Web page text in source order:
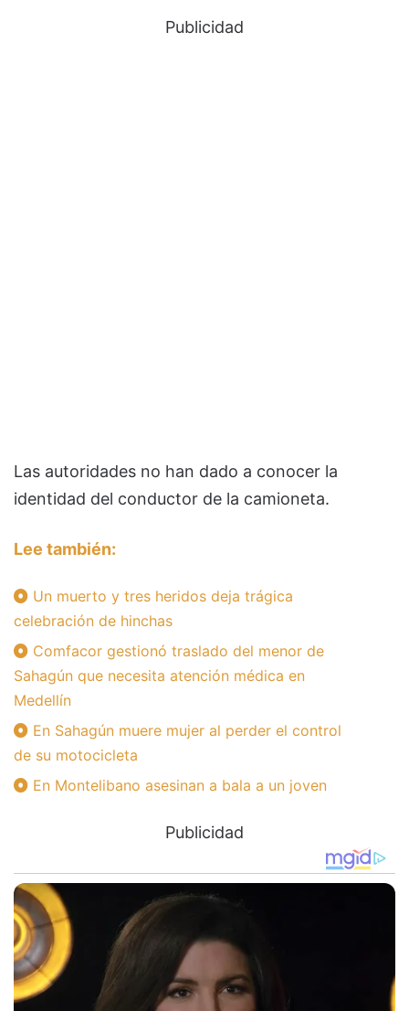
Publicidad
Las autoridades no han dado a conocer la
identidad del conductor de la camioneta.
Lee también:
Un muerto y tres heridos deja trágica
celebración de hinchas
Comfacor gestionó traslado del menor de
Sahagún que necesita atención médica en
Medellín
En Sahagún muere mujer al perder el control
de su motocicleta
En Montelibano asesinan a bala a un joven
Publicidad